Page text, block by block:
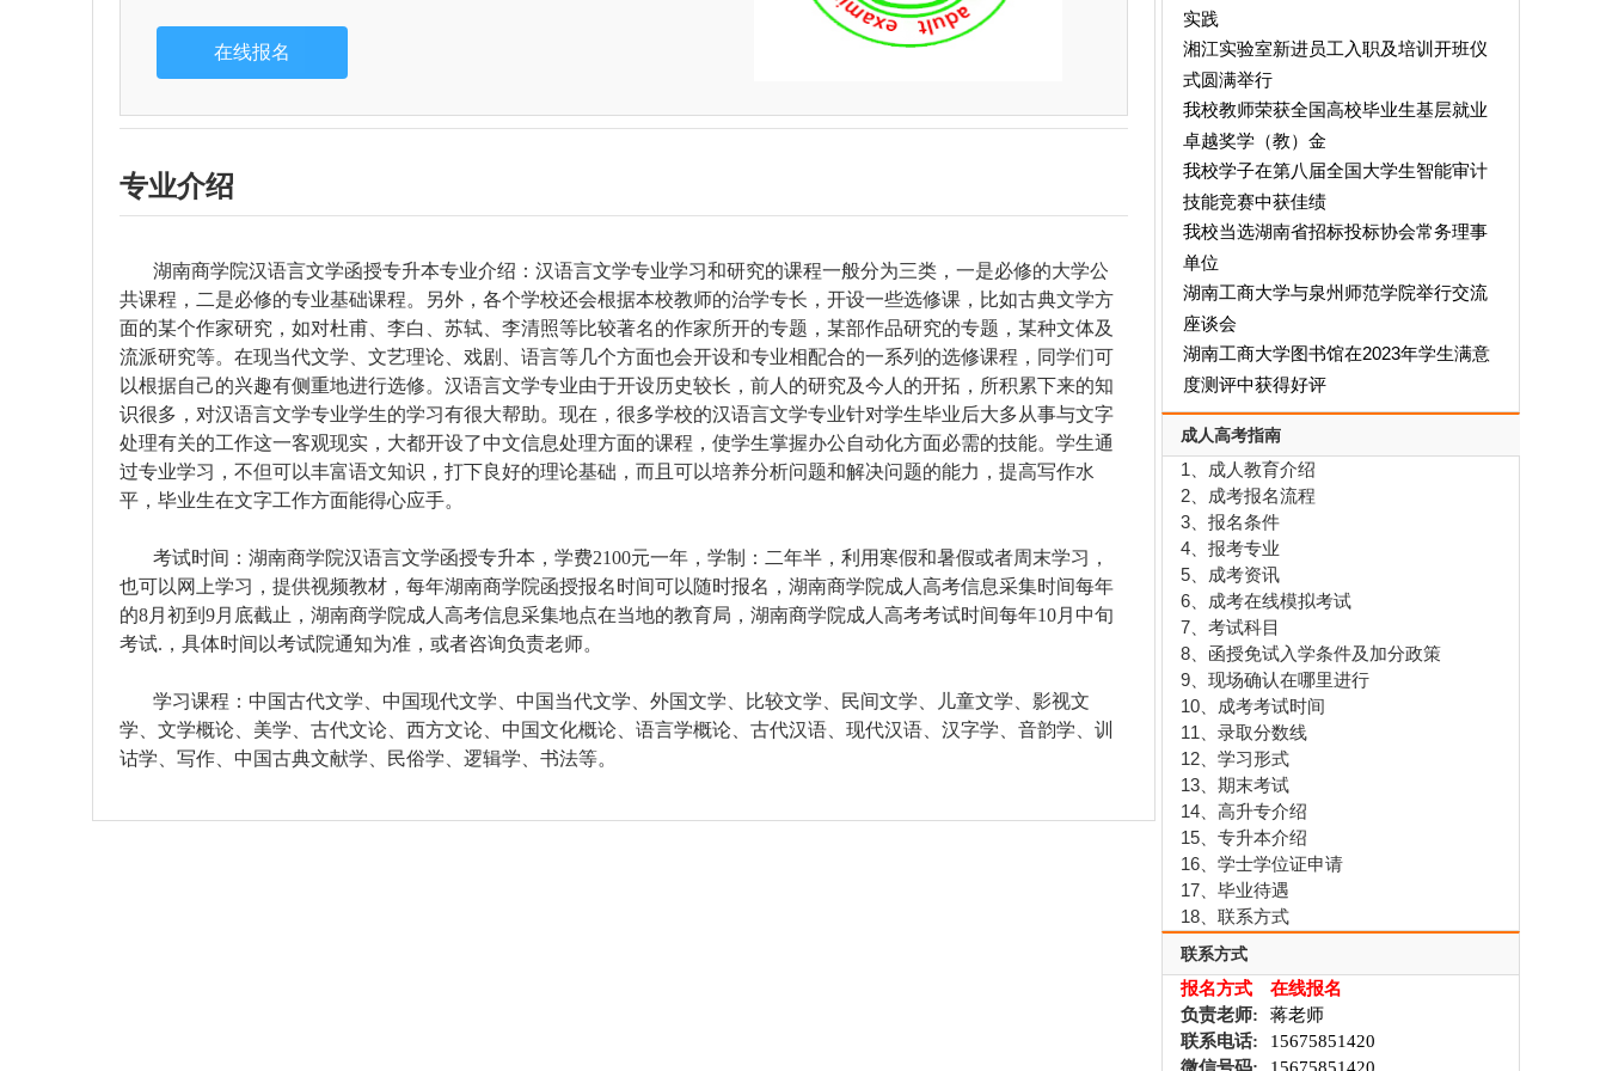
专业介绍
湖南商学院汉语言文学函授专升本专业介绍：汉语言文学专业学习和研究的课程一般分为三类，一是必修的大学公
共课程，二是必修的专业基础课程。另外，各个学校还会根据本校教师的治学专长，开设一些选修课，比如古典文学方
面的某个作家研究，如对杜甫、李白、苏轼、李清照等比较著名的作家所开的专题，某部作品研究的专题，某种文体及
流派研究等。在现当代文学、文艺理论、戏剧、语言等几个方面也会开设和专业相配合的一系列的选修课程，同学们可
以根据自己的兴趣有侧重地进行选修。汉语言文学专业由于开设历史较长，前人的研究及今人的开拓，所积累下来的知
识很多，对汉语言文学专业学生的学习有很大帮助。现在，很多学校的汉语言文学专业针对学生毕业后大多从事与文字
处理有关的工作这一客观现实，大都开设了中文信息处理方面的课程，使学生掌握办公自动化方面必需的技能。学生通
过专业学习，不但可以丰富语文知识，打下良好的理论基础，而且可以培养分析问题和解决问题的能力，提高写作水
平，毕业生在文字工作方面能得心应手。
考试时间：湖南商学院汉语言文学函授专升本，学费2100元一年，学制：二年半，利用寒假和暑假或者周末学习，
也可以网上学习，提供视频教材，每年湖南商学院函授报名时间可以随时报名，湖南商学院成人高考信息采集时间每年
的8月初到9月底截止，湖南商学院成人高考信息采集地点在当地的教育局，湖南商学院成人高考考试时间每年10月中旬
考试.，具体时间以考试院通知为准，或者咨询负责老师。
学习课程：中国古代文学、中国现代文学、中国当代文学、外国文学、比较文学、民间文学、儿童文学、影视文
学、文学概论、美学、古代文论、西方文论、中国文化概论、语言学概论、古代汉语、现代汉语、汉字学、音韵学、训
诂学、写作、中国古典文献学、民俗学、逻辑学、书法等。
实践
湘江实验室新进员工入职及培训开班仪
式圆满举行
我校教师荣获全国高校毕业生基层就业
卓越奖学（教）金
我校学子在第八届全国大学生智能审计
技能竞赛中获佳绩
我校当选湖南省招标投标协会常务理事
单位
湖南工商大学与泉州师范学院举行交流
座谈会
湖南工商大学图书馆在2023年学生满意
度测评中获得好评
成人高考指南
1、成人教育介绍
2、成考报名流程
3、报名条件
4、报考专业
5、成考资讯
6、成考在线模拟考试
7、考试科目
8、函授免试入学条件及加分政策
9、现场确认在哪里进行
10、成考考试时间
11、录取分数线
12、学习形式
13、期末考试
14、高升专介绍
15、专升本介绍
16、学士学位证申请
17、毕业待遇
18、联系方式
联系方式
报名方式
在线报名
负责老师:
蒋老师
联系电话:
15675851420